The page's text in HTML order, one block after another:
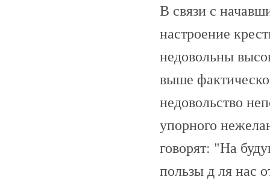
В связи с
настроение
недовольны
выше
недовольство
упорного
говорят: "На
пользы д ля нас